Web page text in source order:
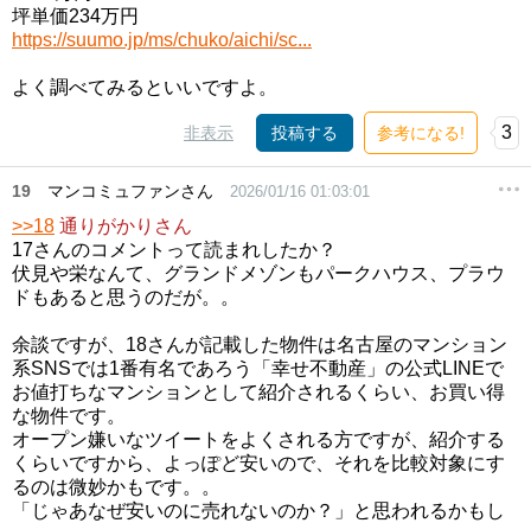
坪単価234万円
https://suumo.jp/ms/chuko/aichi/sc...
よく調べてみるといいですよ。
非表示 投稿する 参考になる! 3
19 マンコミュファンさん 2026/01/16 01:03:01
>>18 通りがかりさん
17さんのコメントって読まれしたか？
伏見や栄なんて、グランドメゾンもパークハウス、プラウ
ドもあると思うのだが。。
余談ですが、18さんが記載した物件は名古屋のマンション
系SNSでは1番有名であろう「幸せ不動産」の公式LINEで
お値打ちなマンションとして紹介されるくらい、お買い得
な物件です。
オープン嫌いなツイートをよくされる方ですが、紹介する
くらいですから、よっぽど安いので、それを比較対象にす
るのは微妙かもです。。
「じゃあなぜ安いのに売れないのか？」と思われるかもし